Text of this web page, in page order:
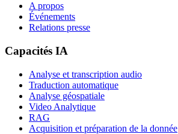
A propos
Événements
Relations presse
Capacités IA
Analyse et transcription audio
Traduction automatique
Analyse géospatiale
Video Analytique
RAG
Acquisition et préparation de la donnée